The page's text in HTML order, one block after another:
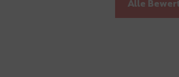
Alle